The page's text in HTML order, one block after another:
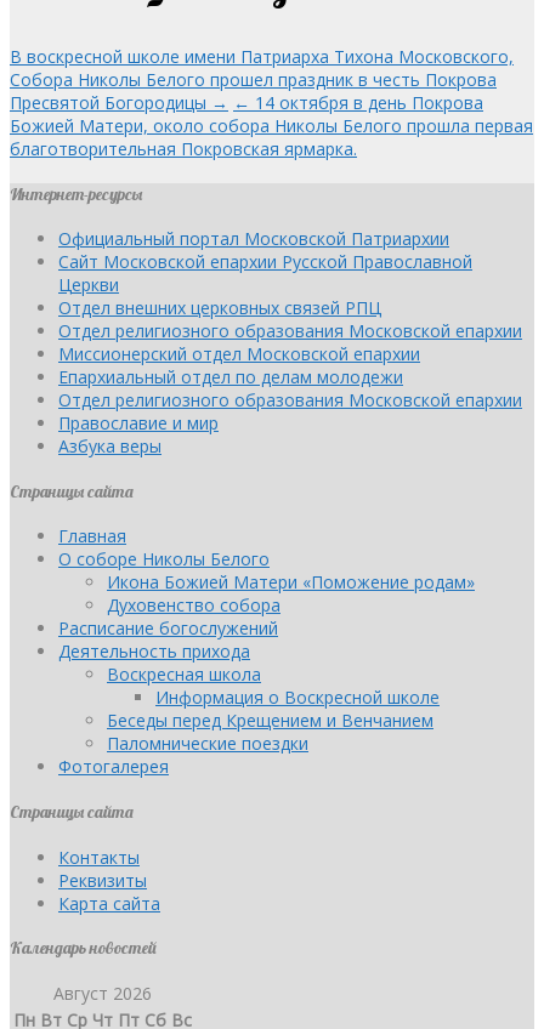
В воскресной школе имени Патриарха Тихона Московского,
Собора Николы Белого прошел праздник в честь Покрова
Пресвятой Богородицы → ← 14 октября в день Покрова
Божией Матери, около собора Николы Белого прошла первая
благотворительная Покровская ярмарка.
Интернет-ресурсы
Официальный портал Московской Патриархии
Сайт Московской епархии Русской Православной
Церкви
Отдел внешних церковных связей РПЦ
Отдел религиозного образования Московской епархии
Миссионерский отдел Московской епархии
Епархиальный отдел по делам молодежи
Отдел религиозного образования Московской епархии
Православие и мир
Азбука веры
Страницы сайта
Главная
О соборе Николы Белого
Икона Божией Матери «Поможение родам»
Духовенство собора
Расписание богослужений
Деятельность прихода
Воскресная школа
Информация о Воскресной школе
Беседы перед Крещением и Венчанием
Паломнические поездки
Фотогалерея
Страницы сайта
Контакты
Реквизиты
Карта сайта
Календарь новостей
Август 2026
Пн Вт Ср Чт Пт Сб Вс